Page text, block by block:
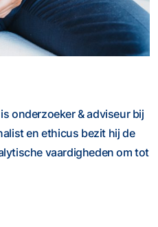
onderzoeker & adviseur bij
en ethicus bezit hij de
vaardigheden om tot